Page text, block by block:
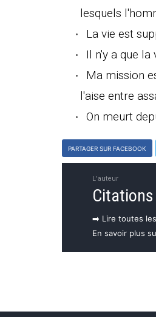
lesquels
La vie est
Il n'y a que
Ma mission
l'aise entre
On meurt
PARTAGER SUR FACEBOOK
L'auteur
Citations
➡️ Lire toutes
En savoir plus